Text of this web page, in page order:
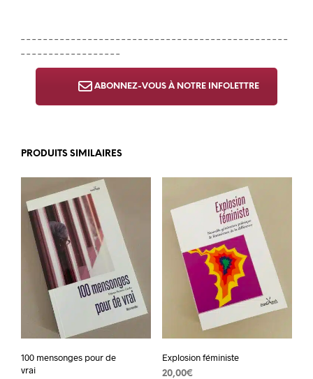
– – – – – – – – – – – – – – – – – – – – – – – – – – – – – – – – – – – – – – – – – – – – – – – –
– – – – – – – – – – – – – – – – – –
ABONNEZ-VOUS À NOTRE INFOLETTRE
PRODUITS SIMILAIRES
100 mensonges pour de
vrai
Explosion féministe
20,00€